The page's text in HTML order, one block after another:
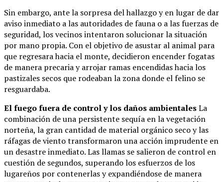
Sin embargo, ante la sorpresa del hallazgo y en lugar de dar
aviso inmediato a las autoridades de fauna o a las fuerzas de
seguridad, los vecinos intentaron solucionar la situación
por mano propia. Con el objetivo de asustar al animal para
que regresara hacia el monte, decidieron encender fogatas
de manera precaria y arrojar ramas encendidas hacia los
pastizales secos que rodeaban la zona donde el felino se
resguardaba.
El fuego fuera de control y los daños ambientalesLa
combinación de una persistente sequía en la vegetación
norteña, la gran cantidad de material orgánico seco y las
ráfagas de viento transformaron una acción imprudente en
un desastre inmediato. Las llamas se salieron de control en
cuestión de segundos, superando los esfuerzos de los
lugareños por contenerlas y expandiéndose de manera